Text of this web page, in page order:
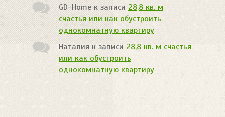
GD-Homeк записи 28,8 кв. м
счастья или как обустроить
однокомнатную квартиру
Наталия к записи28,8 кв. м счастья
или как обустроить
однокомнатную квартиру